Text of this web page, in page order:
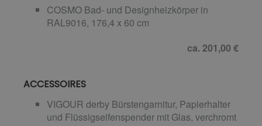
COSMO Bad- und Designheizkörper in
RAL9016, 176,4 x 60 cm
ca. 201,00 €
ACCESSOIRES
VIGOUR derby Bürstengarnitur, Papierhalter
und Flüssigseifenspender mit Glas, verchromt